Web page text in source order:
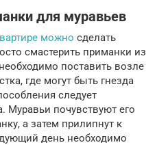
для муравьев
можно сделать
смастерить приманки из
поставить возле
где могут быть гнезда
следует
Муравьи почувствуют его
а затем прилипнут к
день необходимо